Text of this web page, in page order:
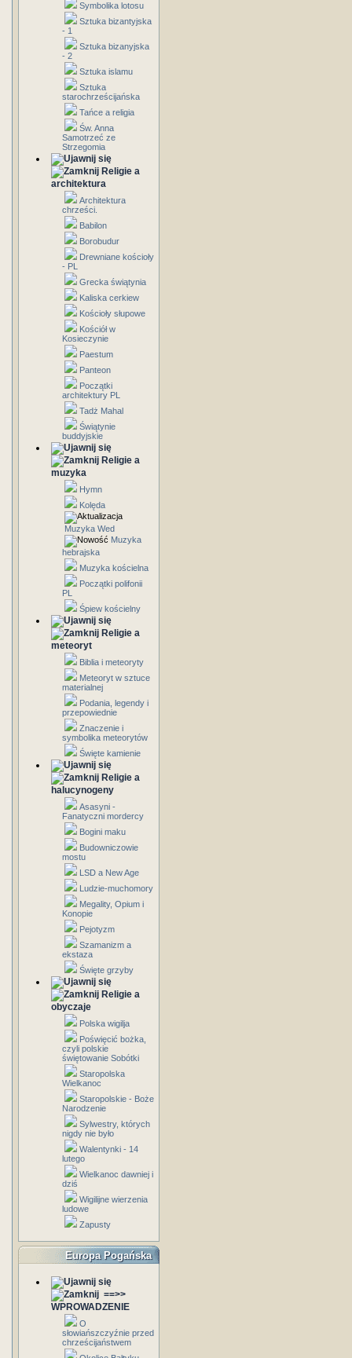
Symbolika lotosu
Sztuka bizantyjska
- 1
Sztuka bizanyjska
- 2
Sztuka islamu
Sztuka
starochrześcijańska
Tańce a religia
Św. Anna
Samotrzeć ze
Strzegomia
Religie a
architektura
Architektura
chrześci.
Babilon
Borobudur
Drewniane kościoły
- PL
Grecka świątynia
Kaliska cerkiew
Kościoły słupowe
Kościół w
Kosieczynie
Paestum
Panteon
Początki
architektury PL
Tadż Mahal
Świątynie
buddyjskie
Religie a
muzyka
Hymn
Kolęda
Muzyka Wed
Muzyka
hebrajska
Muzyka kościelna
Początki polifonii
PL
Śpiew kościelny
Religie a
meteoryt
Biblia i meteoryty
Meteoryt w sztuce
materialnej
Podania, legendy i
przepowiednie
Znaczenie i
symbolika meteorytów
Święte kamienie
Religie a
halucynogeny
Asasyni -
Fanatyczni mordercy
Bogini maku
Budowniczowie
mostu
LSD a New Age
Ludzie-muchomory
Megality, Opium i
Konopie
Pejotyzm
Szamanizm a
ekstaza
Święte grzyby
Religie a
obyczaje
Polska wigilja
Poświęcić bożka,
czyli polskie
świętowanie Sobótki
Staropolska
Wielkanoc
Staropolskie - Boże
Narodzenie
Sylwestry, których
nigdy nie było
Walentynki - 14
lutego
Wielkanoc dawniej i
dziś
Wigilijne wierzenia
ludowe
Zapusty
Europa Pogańska
==>>
WPROWADZENIE
O
słowiańszczyźnie przed
chrześcijaństwem